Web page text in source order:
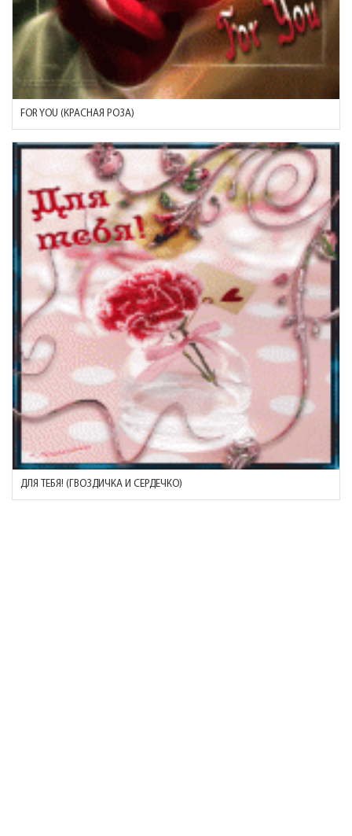
FOR YOU (КРАСНАЯ РОЗА)
ДЛЯ ТЕБЯ! (ГВОЗДИЧКА И СЕРДЕЧКО)